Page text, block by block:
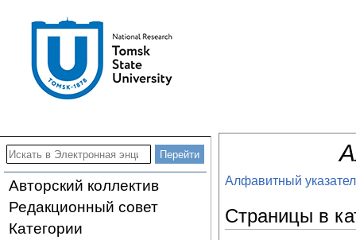
Авторский коллектив
Редакционный совет
Категории
Алфавитный
Страницы в